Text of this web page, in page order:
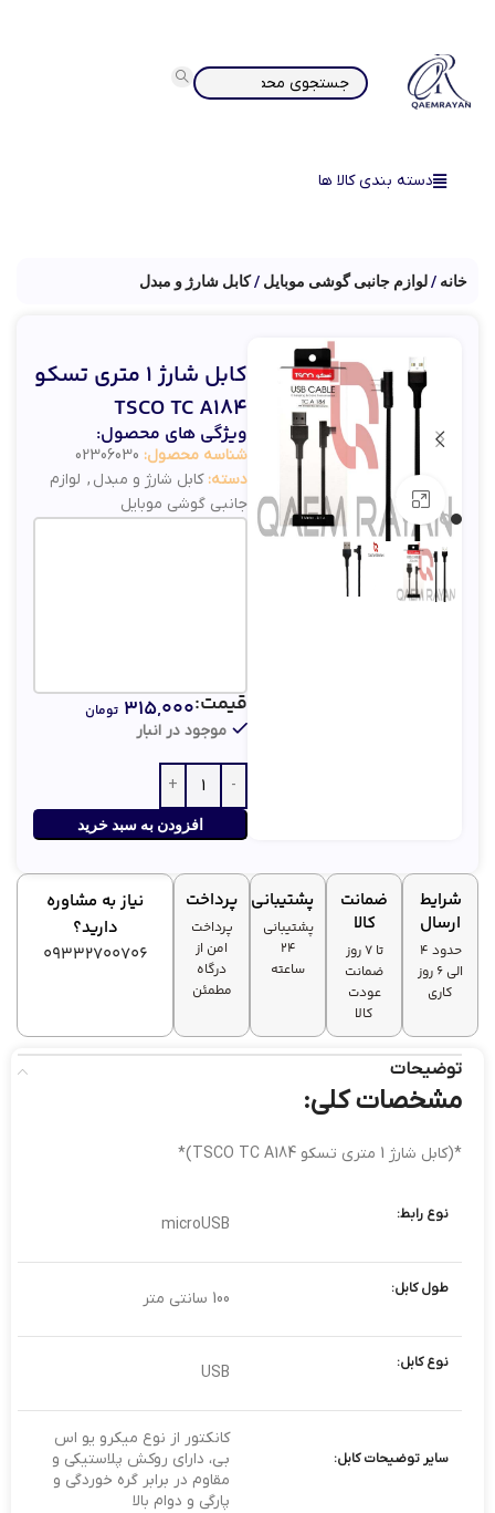
دسته بندی کالا ها
خانه لوازم جانبی گوشی موبایل کابل شارژ و مبدل
بزرگنمایی تصویر
کابل شارژ 1 متری تسکو
TSCO TC A184
ویژگی های محصول:
شناسه محصول: 02306030
دسته: کابل شارژ و مبدل , لوازم
جانبی گوشی موبایل
موجود در انبار
افزودن به سبد خرید
قیمت:۳۱۵,۰۰۰ تومان
شرایط
ارسال
حدود 4
الی 6 روز
کاری
ضمانت
کالا
تا ۷ روز
ضمانت
عودت
کالا
پشتیبانی
پشتیبانی
۲۴
ساعته
پرداخت
پرداخت
امن از
درگاه
مطمئن
نیاز به مشاوره
دارید؟
09332700706
توضیحات
مشخصات کلی:
*(کابل شارژ 1 متری تسکو TSCO TC A184)*
نوع رابط: microUSB
طول کابل: 100 سانتی متر
نوع کابل: USB
سایر توضیحات کابل:
کانکتور از نوع میکرو یو اس
بی، دارای روکش پلاستیکی و
مقاوم در برابر گره خوردگی و
پارگی و دوام بالا